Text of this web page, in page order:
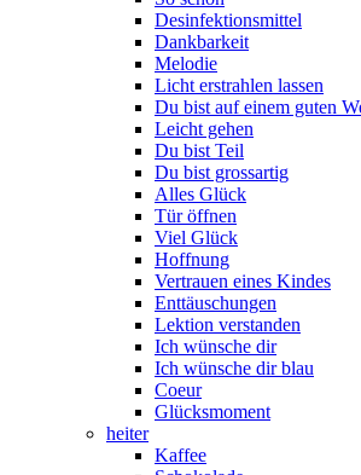
Desinfektionsmittel
Dankbarkeit
Melodie
Licht erstrahlen lassen
Du bist auf einem guten
Leicht gehen
Du bist Teil
Du bist grossartig
Alles Glück
Tür öffnen
Viel Glück
Hoffnung
Vertrauen eines Kindes
Enttäuschungen
Lektion verstanden
Ich wünsche dir
Ich wünsche dir blau
Coeur
Glücksmoment
heiter
Kaffee